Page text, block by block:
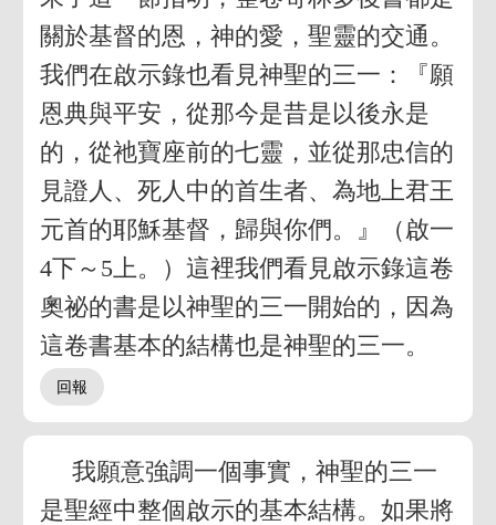
關於基督的恩，神的愛，聖靈的交通。
我們在啟示錄也看見神聖的三一：『願
恩典與平安，從那今是昔是以後永是
的，從祂寶座前的七靈，並從那忠信的
見證人、死人中的首生者、為地上君王
元首的耶穌基督，歸與你們。』（啟一
4下～5上。）這裡我們看見啟示錄這卷
奧祕的書是以神聖的三一開始的，因為
這卷書基本的結構也是神聖的三一。
我願意強調一個事實，神聖的三一
是聖經中整個啟示的基本結構。如果將